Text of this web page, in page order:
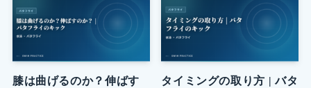
膝は曲げるのか？伸ばす
タイミングの取り方 | バタ